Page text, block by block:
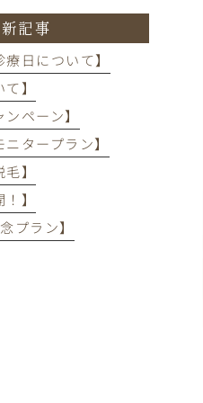
記事
日について】
】
ペーン】
タープラン】
】
】
プラン】